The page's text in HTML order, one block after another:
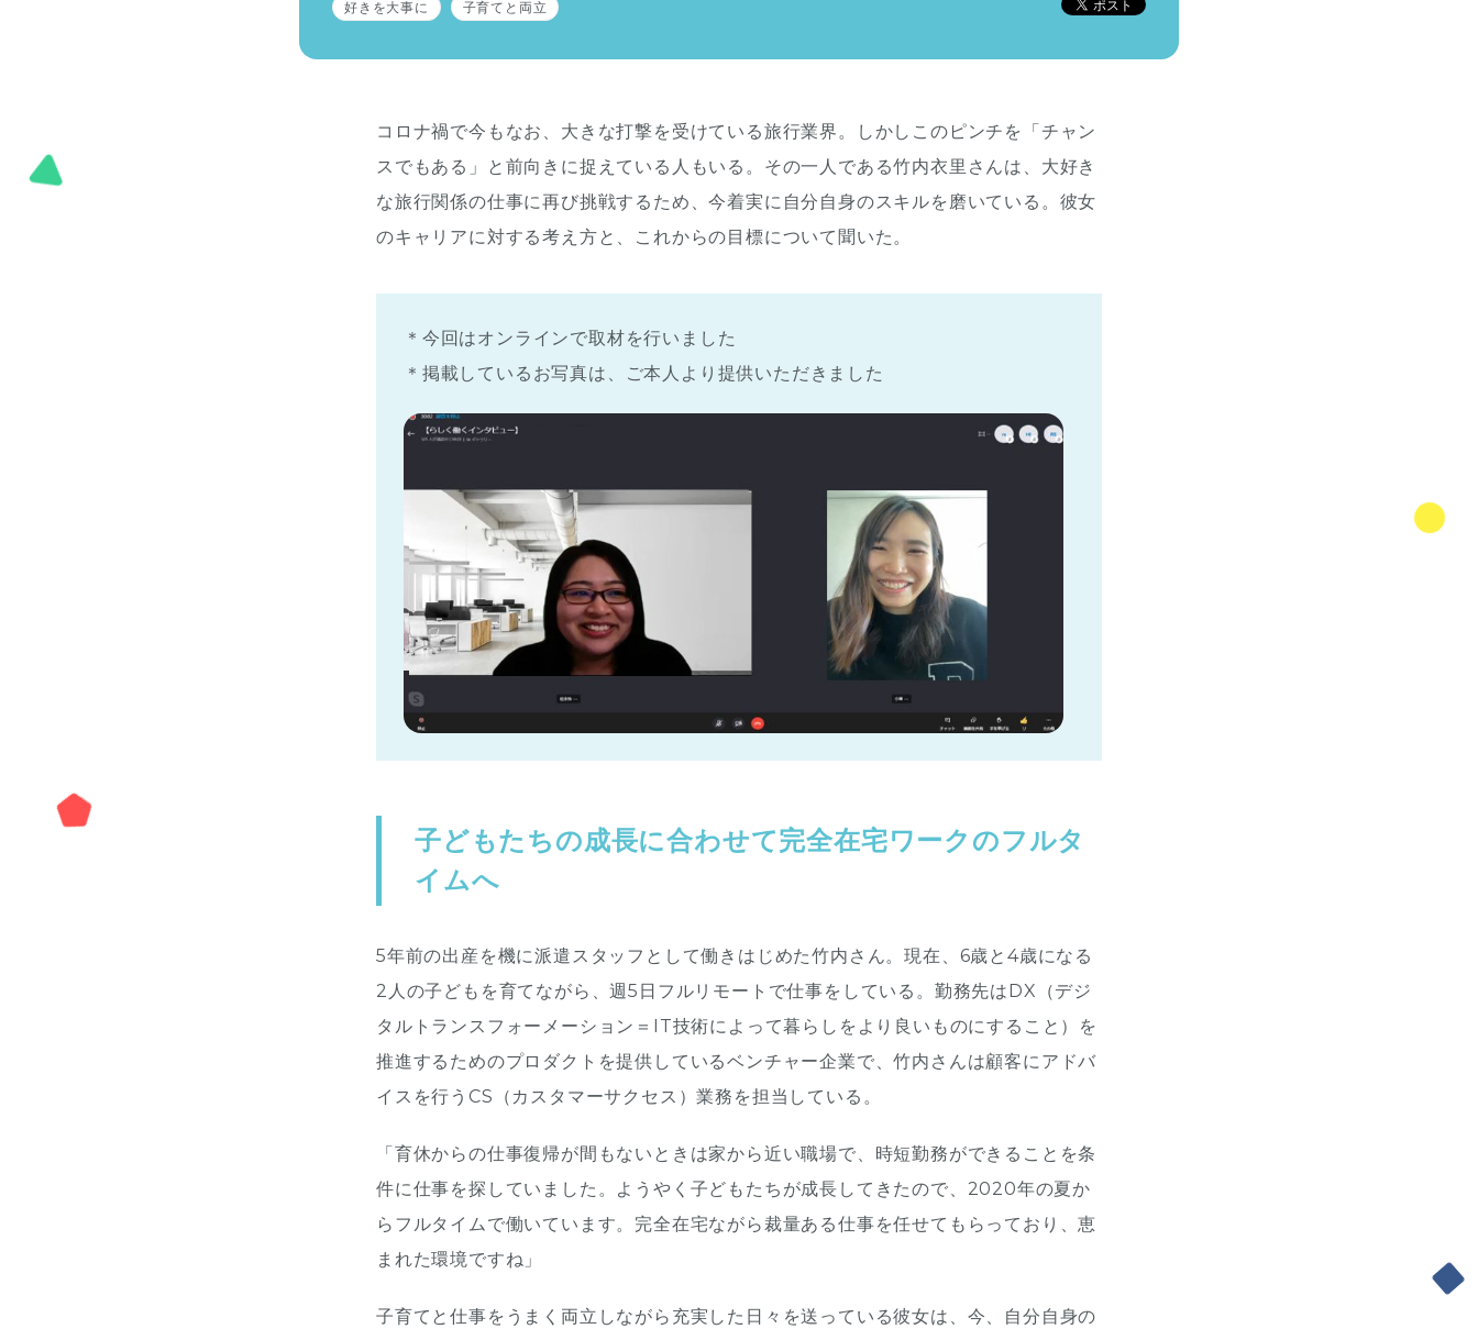
好きを大事に 子育てと両立
コロナ禍で今もなお、大きな打撃を受けている旅行業界。しかしこのピンチを「チャン
スでもある」と前向きに捉えている人もいる。その一人である竹内衣里さんは、大好き
な旅行関係の仕事に再び挑戦するため、今着実に自分自身のスキルを磨いている。彼女
のキャリアに対する考え方と、これからの目標について聞いた。
＊今回はオンラインで取材を行いました
＊掲載しているお写真は、ご本人より提供いただきました
子どもたちの成長に合わせて完全在宅ワークのフルタ
イムへ
5年前の出産を機に派遣スタッフとして働きはじめた竹内さん。現在、6歳と4歳になる
2人の子どもを育てながら、週5日フルリモートで仕事をしている。勤務先はDX（デジ
タルトランスフォーメーション＝IT技術によって暮らしをより良いものにすること）を
推進するためのプロダクトを提供しているベンチャー企業で、竹内さんは顧客にアドバ
イスを行うCS（カスタマーサクセス）業務を担当している。
「育休からの仕事復帰が間もないときは家から近い職場で、時短勤務ができることを条
件に仕事を探していました。ようやく子どもたちが成長してきたので、2020年の夏か
らフルタイムで働いています。完全在宅ながら裁量ある仕事を任せてもらっており、恵
まれた環境ですね」
子育てと仕事をうまく両立しながら充実した日々を送っている彼女は、今、自分自身の